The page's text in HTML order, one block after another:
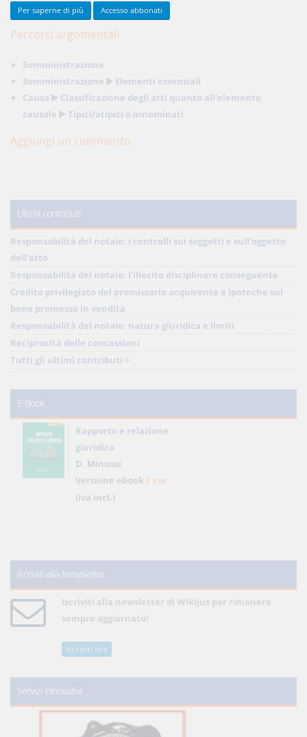
nota1 ....(Continua per gli Abbonati)
Percorsi argomentali
Somministrazione
Somministrazione
Elementi essenziali
Causa
Classificazione degli atti quanto all'elemento
causale
Tipici/atipici o innominati
Aggiungi un commento
Ultimi contributi
Responsabilità del notaio: i controlli sui soggetti e sull'oggetto
dell'atto
Responsabilità del notaio: l'illecito disciplinare conseguente
Credito privilegiato del promissario acquirente e ipoteche sul
bene promesso in vendita
Responsabilità del notaio: natura giuridica e limiti
Reciprocità delle concessioni
Tutti gli ultimi contributi >
E-Book
Rapporto e relazione
giuridica
D. Minussi
Versione ebook € 5,99
(iva incl.)
Iscriviti alla Newsletter
Iscriviti alla newsletter di WikiJus per rimanere
sempre aggiornato!
Iscriviti ora
Servizi innovativi
Per saperne di più Accesso abbonati